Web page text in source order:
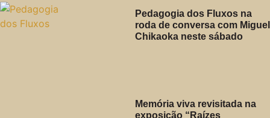
Pedagogia dos Fluxos na
roda de conversa com Miguel
Chikaoka neste sábado
Memória viva revisitada na
exposição “Raízes